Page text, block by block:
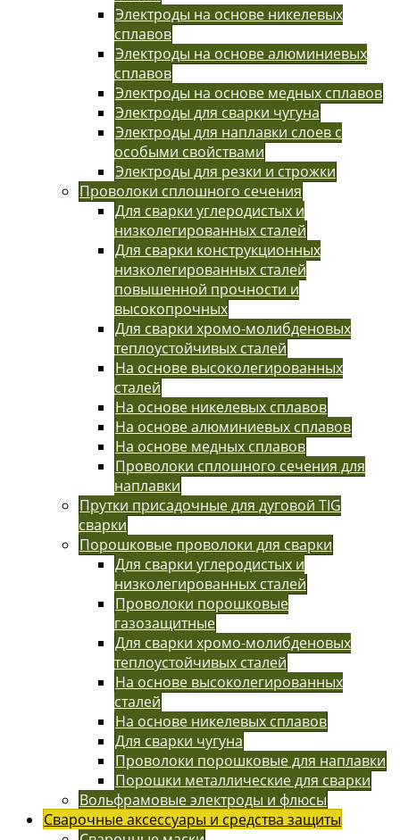
Электроды на основе никелевых
сплавов
Электроды на основе алюминиевых
сплавов
Электроды на основе медных сплавов
Электроды для сварки чугуна
Электроды для наплавки слоев с
особыми свойствами
Электроды для резки и строжки
Проволоки сплошного сечения
Для сварки углеродистых и
низколегированных сталей
Для сварки конструкционных
низколегированных сталей
повышенной прочности и
высокопрочных
Для сварки хромо-молибденовых
теплоустойчивых сталей
На основе высоколегированных
сталей
На основе никелевых сплавов
На основе алюминиевых сплавов
На основе медных сплавов
Проволоки сплошного сечения для
наплавки
Прутки присадочные для дуговой TIG
сварки
Порошковые проволоки для сварки
Для сварки углеродистых и
низколегированных сталей
Проволоки порошковые
газозащитные
Для сварки хромо-молибденовых
теплоустойчивых сталей
На основе высоколегированных
сталей
На основе никелевых сплавов
Для сварки чугуна
Проволоки порошковые для наплавки
Порошки металлические для сварки
Вольфрамовые электроды и флюсы
Сварочные аксессуары и средства защиты